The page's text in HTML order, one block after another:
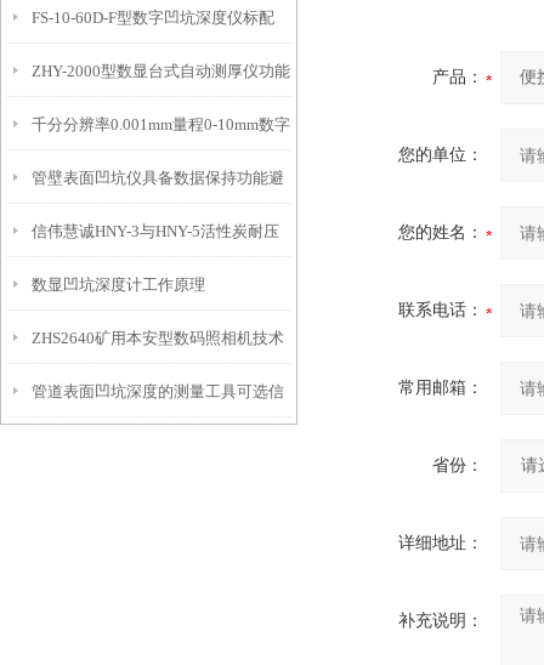
态的实时监测设备
FS-10-60D-F型数字凹坑深度仪标配
IP54级表头分辨率0.01mm量程
10mm！
ZHY-2000型数显台式自动测厚仪功能
特点
千分分辨率0.001mm量程0-10mm数字
埋头度仪技术参数！
管壁表面凹坑仪具备数据保持功能避
免测试过程中测针移动导致数据变动
信伟慧诚HNY-3与HNY-5活性炭耐压
强度测定仪技术参数！
数显凹坑深度计工作原理
ZHS2640矿用本安型数码照相机技术
参数！
管道表面凹坑深度的测量工具可选信
产品：
您的单位：
您的姓名：
联系电话：
常用邮箱：
省份：
详细地址：
补充说明：